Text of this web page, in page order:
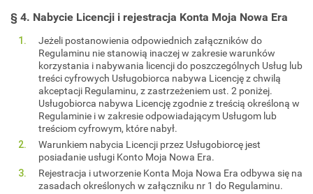
§ 4. Nabycie Licencji i rejestracja Konta Moja Nowa Era
Jeżeli postanowienia odpowiednich załączników do
Regulaminu nie stanowią inaczej w zakresie warunków
korzystania i nabywania licencji do poszczególnych Usług lub
treści cyfrowych Usługobiorca nabywa Licencję z chwilą
akceptacji Regulaminu, z zastrzeżeniem ust. 2 poniżej.
Usługobiorca nabywa Licencję zgodnie z treścią określoną w
Regulaminie i w zakresie odpowiadającym Usługom lub
treściom cyfrowym, które nabył.
Warunkiem nabycia Licencji przez Usługobiorcę jest
posiadanie usługi Konto Moja Nowa Era.
Rejestracja i utworzenie Konta Moja Nowa Era odbywa się na
zasadach określonych w załączniku nr 1 do Regulaminu.